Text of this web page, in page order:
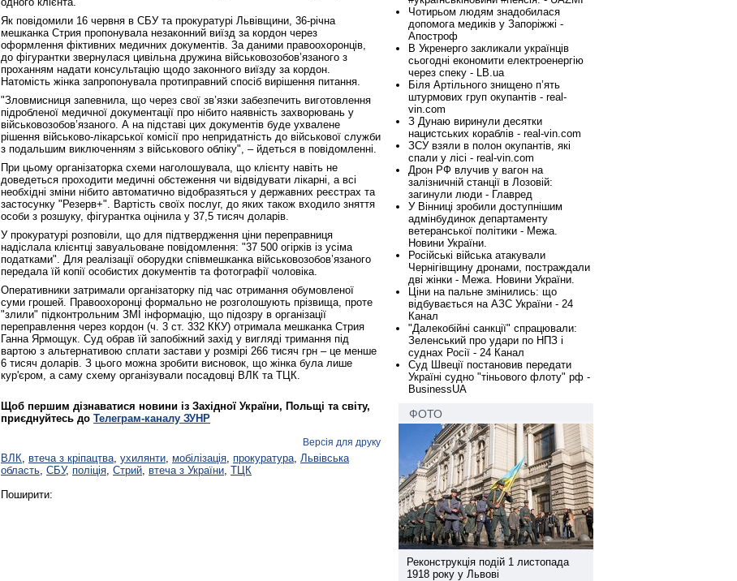
Як повідомили 16 червня в СБУ та прокуратурі Львівщини, 36-річна
мешканка Стрия пропонувала незаконний виїзд за кордон через
оформлення фіктивних медичних документів. За даними правоохоронців,
до фігурантки звернулася цивільна дружина військовозобов’язаного з
проханням надати консультацію щодо законного виїзду за кордон.
Натомість жінка запропонувала протиправний спосіб вирішення питання.
"Зловмисниця запевнила, що через свої зв’язки забезпечить виготовлення
підробленої медичної документації про нібито наявність захворювань у
військовозобов’язаного. А на підставі цих документів буде ухвалене
рішення військово-лікарської комісії про непридатність до військової служби
з подальшим виключенням з військового обліку", – йдеться в повідомленні.
При цьому організаторка схеми наголошувала, що клієнту навіть не
доведеться проходити медичні обстеження чи відвідувати лікарні, а всі
необхідні зміни нібито автоматично відобразяться у державних реєстрах та
застосунку "Резерв+". Вартість своїх послуг, до яких також входило зняття
особи з розшуку, фігурантка оцінила у 37,5 тисяч доларів.
У прокуратурі розповіли, що для підтвердження ціни переправниця
надіслала клієнтці завуальоване повідомлення: "37 500 огірків із усіма
податками". Для реалізації оборудки співмешканка військовозобов’язаного
передала їй копії особистих документів та фотографії чоловіка.
Оперативники затримали організаторку під час отримання обумовленої
суми грошей. Правоохоронці формально не розголошують прізвища, проте
"злили" підконтрольним ЗМІ інформацію, що підозру в організації
переправлення через кордон (ч. 3 ст. 332 ККУ) отримала мешканка Стрия
Ганна Ярмощук. Суд обрав їй запобіжний захід у вигляді тримання під
вартою з альтернативою сплати застави у розмірі 266 тисяч грн – це менше
6 тисяч доларів. З цього можна зробити висновок, що жінка була лише
кур'єром, а саму схему організували посадовці ВЛК та ТЦК.
Щоб першим дізнаватися новини із Західної України, Польщі та світу,
приєднуйтесь до Телеграм-каналу ЗУНР
Версія для друку
ВЛК, втеча з кріпацтва, ухилянти, мобілізація, прокуратура, Львівська
область, СБУ, поліція, Стрий, втеча з України, ТЦК
Поширити:
Чотирьом людям знадобилася
допомога медиків у Запоріжжі -
Апостроф
В Укренерго закликали українців
сьогодні економити електроенергію
через спеку - LB.ua
Біля Артільного знищено п’ять
штурмових груп окупантів - real-
vin.com
З Дунаю виринули десятки
нацистських кораблів - real-vin.com
ЗСУ взяли в полон окупантів, які
спали у лісі - real-vin.com
Дрон РФ влучив у вагон на
залізничній станції в Лозовій:
загинули люди - Главред
У Вінниці зробили доступнішим
адмінбудинок департаменту
ветеранської політики - Межа.
Новини України.
Російські війська атакували
Чернігівщину дронами, постраждали
дві жінки - Межа. Новини України.
Ціни на пальне змінились: що
відбувається на АЗС України - 24
Канал
"Далекобійні санкції" спрацювали:
Зеленський про удари по НПЗ і
суднах Росії - 24 Канал
Суд Швеції постановив передати
Україні судно "тіньового флоту" рф -
BusinessUA
ФОТО
Реконструкція подій 1 листопада
1918 року у Львові